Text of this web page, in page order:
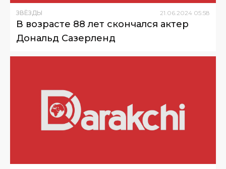
ЗВЁЗДЫ 21 06 2024 05:58
В возрасте 88 лет скончался актер
Дональд Сазерленд